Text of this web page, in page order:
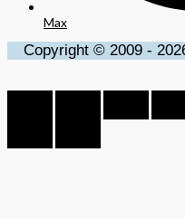
Max
Copyright © 2009 -